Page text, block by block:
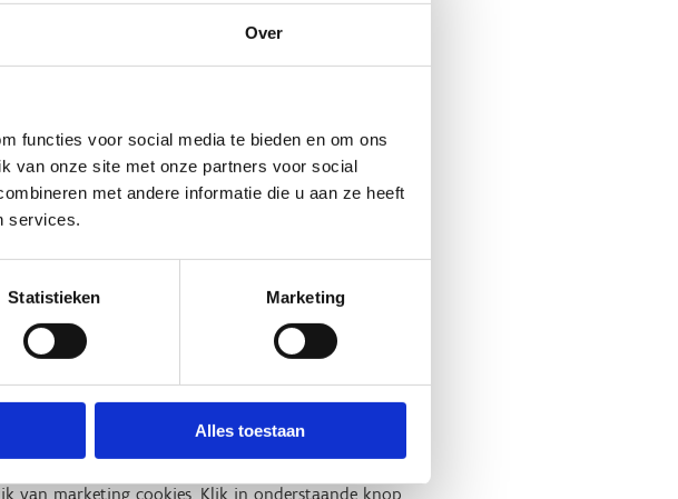
Over
functies voor social media te bieden en om ons
van onze site met onze partners voor social
met andere informatie die u aan ze heeft
services.
Statistieken Marketing
Alles toestaan
van marketing cookies. Klik in onderstaande knop
van marketing cookies. Klik in onderstaande knop